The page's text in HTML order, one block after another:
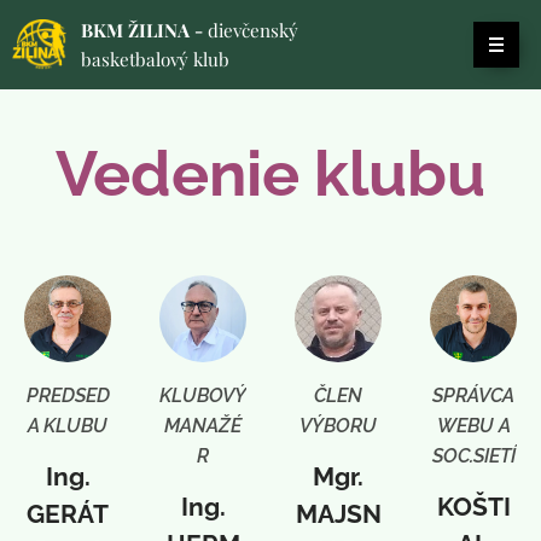
BKM ŽILINA - dievčenský
basketbalový klub
Vedenie klubu
PREDSED
A KLUBU
Ing.
GERÁT
KLUBOVÝ
MANAŽÉ
R
Ing.
ČLEN
VÝBORU
Mgr.
MAJSN
SPRÁVCA
WEBU A
SOC.SIETÍ
KOŠTI